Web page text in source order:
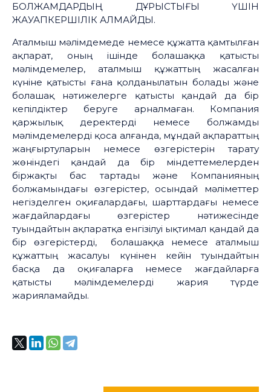
БОЛЖАМДАРДЫҢ ДҰРЫСТЫҒЫ ҮШІН
ЖАУАПКЕРШІЛІК АЛМАЙДЫ.
Аталмыш мәлімдемеде немесе құжатта қамтылған
ақпарат, оның ішінде болашаққа қатысты
мәлімдемелер, аталмыш құжаттың жасалған
күніне қатысты ғана қолданылатын болады және
болашақ нәтижелерге қатысты қандай да бір
кепілдіктер беруге арналмаған. Компания
қаржылық деректерді немесе болжамды
мәлімдемелерді қоса алғанда, мұндай ақпараттың
жаңғыртуларын немесе өзгерістерін тарату
жөніндегі қандай да бір міндеттемелерден
біржақты бас тартады және Компанияның
болжамындағы өзгерістер, осындай мәліметтер
негізделген оқиғалардағы, шарттардағы немесе
жағдайлардағы өзгерістер нәтижесінде
туындайтын ақпаратқа енгізілуі ықтимал қандай да
бір өзгерістерді, болашаққа немесе аталмыш
құжаттың жасалуы күнінен кейін туындайтын
басқа да оқиғаларға немесе жағдайларға
қатысты мәлімдемелерді жария түрде
жарияламайды.